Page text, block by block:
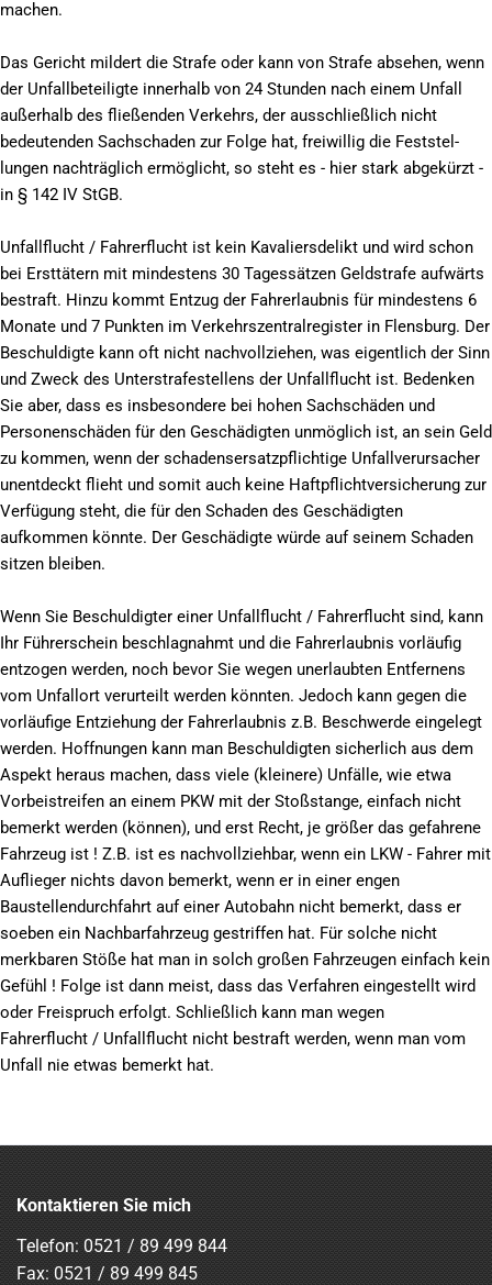
machen.
Das Gericht mildert die Strafe oder kann von Strafe absehen, wenn
der Unfallbeteiligte innerhalb von 24 Stunden nach einem Unfall
außerhalb des fließenden Verkehrs, der ausschließlich nicht
bedeutenden Sachschaden zur Folge hat, freiwillig die Feststel-
lungen nachträglich ermöglicht, so steht es - hier stark abgekürzt -
in § 142 IV StGB.
Unfallflucht / Fahrerflucht ist kein Kavaliersdelikt und wird schon
bei Ersttätern mit mindestens 30 Tagessätzen Geldstrafe aufwärts
bestraft. Hinzu kommt Entzug der Fahrerlaubnis für mindestens 6
Monate und 7 Punkten im Verkehrszentralregister in Flensburg. Der
Beschuldigte kann oft nicht nachvollziehen, was eigentlich der Sinn
und Zweck des Unterstrafestellens der Unfallflucht ist. Bedenken
Sie aber, dass es insbesondere bei hohen Sachschäden und
Personenschäden für den Geschädigten unmöglich ist, an sein Geld
zu kommen, wenn der schadensersatzpflichtige Unfallverursacher
unentdeckt flieht und somit auch keine Haftpflichtversicherung zur
Verfügung steht, die für den Schaden des Geschädigten
aufkommen könnte. Der Geschädigte würde auf seinem Schaden
sitzen bleiben.
Wenn Sie Beschuldigter einer Unfallflucht / Fahrerflucht sind, kann
Ihr Führerschein beschlagnahmt und die Fahrerlaubnis vorläufig
entzogen werden, noch bevor Sie wegen unerlaubten Entfernens
vom Unfallort verurteilt werden könnten. Jedoch kann gegen die
vorläufige Entziehung der Fahrerlaubnis z.B. Beschwerde eingelegt
werden. Hoffnungen kann man Beschuldigten sicherlich aus dem
Aspekt heraus machen, dass viele (kleinere) Unfälle, wie etwa
Vorbeistreifen an einem PKW mit der Stoßstange, einfach nicht
bemerkt werden (können), und erst Recht, je größer das gefahrene
Fahrzeug ist ! Z.B. ist es nachvollziehbar, wenn ein LKW - Fahrer mit
Auflieger nichts davon bemerkt, wenn er in einer engen
Baustellendurchfahrt auf einer Autobahn nicht bemerkt, dass er
soeben ein Nachbarfahrzeug gestriffen hat. Für solche nicht
merkbaren Stöße hat man in solch großen Fahrzeugen einfach kein
Gefühl ! Folge ist dann meist, dass das Verfahren eingestellt wird
oder Freispruch erfolgt. Schließlich kann man wegen
Fahrerflucht / Unfallflucht nicht bestraft werden, wenn man vom
Unfall nie etwas bemerkt hat.
Kontaktieren Sie mich
Telefon: 0521 / 89 499 844
Fax: 0521 / 89 499 845